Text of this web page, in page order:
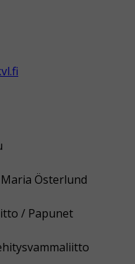
Österlund
/ Papunet